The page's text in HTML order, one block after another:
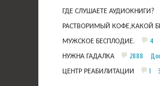
ГДЕ СЛУШАЕТЕ АУДИОКНИГИ?
РАСТВОРИМЫЙ КОФЕ,КАКОЙ
МУЖСКОЕ БЕСПЛОДИЕ. 4
НУЖНА ГАДАЛКА 2888
ЦЕНТР РЕАБИЛИТАЦИИ 1